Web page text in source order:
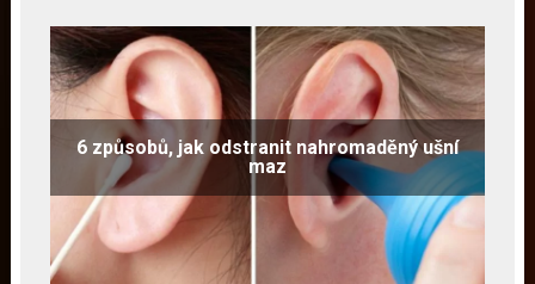
6 způsobů, jak odstranit nahromaděný ušní
maz